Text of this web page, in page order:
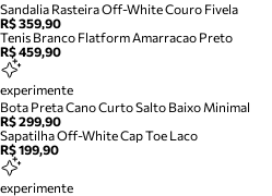
Sandalia Rasteira Off-White Couro Fivela
R$ 359,90
Tenis Branco Flatform Amarracao Preto
R$ 459,90
experimente
Bota Preta Cano Curto Salto Baixo Minimal
R$ 299,90
Sapatilha Off-White Cap Toe Laco
R$ 199,90
experimente